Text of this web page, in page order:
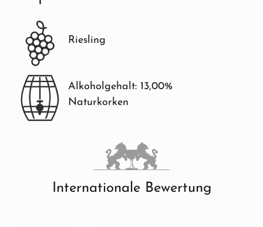
Riesling
Alkoholgehalt: 13,00%
Naturkorken
Internationale Bewertung